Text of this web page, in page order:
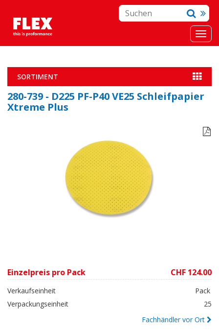
SORTIMENT
280-739 - D225 PF-P40 VE25 Schleifpapier
Xtreme Plus

Einzelpreis pro Pack CHF 124.00
Verkaufseinheit
Pack
Verpackungseinheit
25
Fachhändler vor Ort